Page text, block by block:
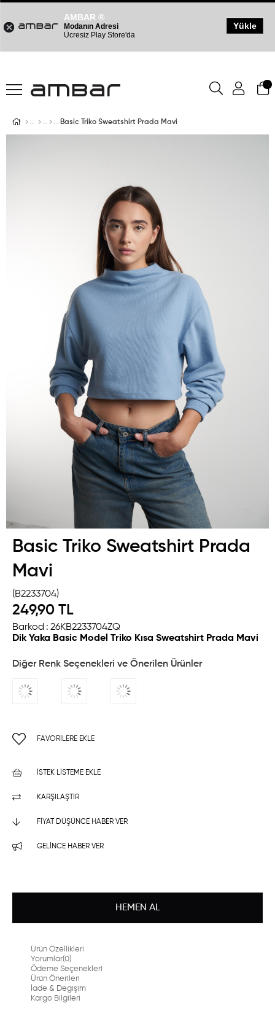
Basic Triko Sweatshirt Prada Mavi
Basic Triko Sweatshirt Prada
Mavi
(B2233704)
249,90 TL
Barkod : 26KB2233704ZQ
Dik Yaka Basic Model Triko Kısa Sweatshirt Prada Mavi
Diğer Renk Seçenekleri ve Önerilen Ürünler
FAVORILERE EKLE
İSTEK LISTEME EKLE
KARŞILAŞTIR
FIYAT DÜŞÜNCE HABER VER
GELINCE HABER VER
Ürün Özellikleri
Yorumlar(0)
Ödeme Seçenekleri
Ürün Önerileri
İade & Degişim
Kargo Bilgileri
AMBAR ®
Modanın Adresi
Ücresiz Play Store'da
Yükle